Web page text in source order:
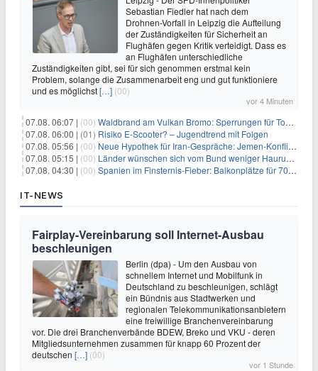
Sebastian Fiedler hat nach dem
Drohnen-Vorfall in Leipzig die Aufteilung
der Zuständigkeiten für Sicherheit an
Flughäfen gegen Kritik verteidigt. Dass es
an Flughäfen unterschiedliche
Zuständigkeiten gibt, sei für sich genommen erstmal kein
Problem, solange die Zusammenarbeit eng und gut funktioniere
und es möglichst[…] (00)
vor 4 Minuten
07.08. 06:07 | (00) Waldbrand am Vulkan Bromo: Sperrungen für Touristen
07.08. 06:00 | (01) Risiko E-Scooter? – Jugendtrend mit Folgen
07.08. 05:56 | (00) Neue Hypothek für Iran-Gespräche: Jemen-Konflikt eskaliert
07.08. 05:15 | (00) Länder wünschen sich vom Bund weniger Hauruck-Gesetzgebung
07.08. 04:30 | (00) Spanien im Finsternis-Fieber: Balkonplätze für 700 Euro
IT-NEWS
Fairplay-Vereinbarung soll Internet-Ausbau
beschleunigen
Berlin (dpa) - Um den Ausbau von
schnellem Internet und Mobilfunk in
Deutschland zu beschleunigen, schlägt
ein Bündnis aus Stadtwerken und
regionalen Telekommunikationsanbietern
eine freiwillige Branchenvereinbarung
vor. Die drei Branchenverbände BDEW, Breko und VKU - deren
Mitgliedsunternehmen zusammen für knapp 60 Prozent der
deutschen […] (00)
vor 1 Stunde